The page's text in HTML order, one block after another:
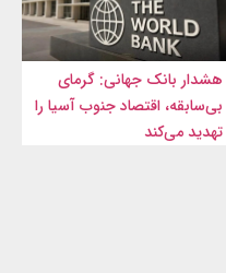
هشدار بانک جهانی: گرمای
بی‌سابقه، اقتصاد جنوب آسیا را
تهدید می‌کند